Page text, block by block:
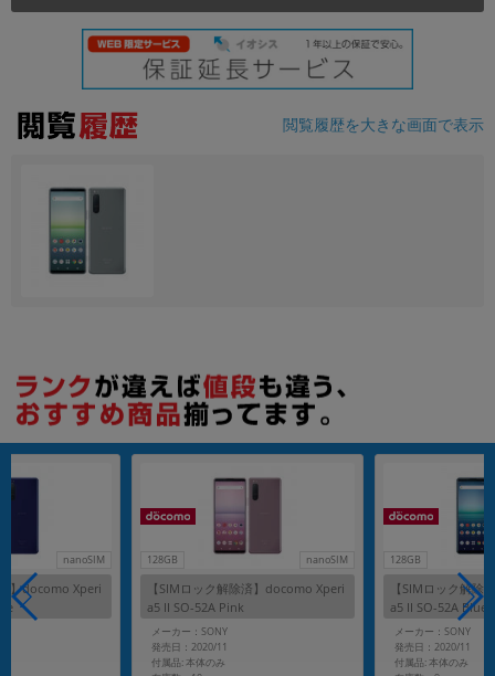
閲覧履歴を大きな画面で表示
nanoSIM
】docomo Xperi
128GB nanoSIM
【SIMロック解除済】docomo Xperi
a5 II SO-52A Pink
メーカー：SONY
発売日：2020/11
付属品: 本体のみ
128GB
【SIMロック解除
a5 II SO-52A Blue
メーカー：SONY
発売日：2020/11
付属品: 本体のみ
月 から
ただし機能別のみ「and検索」となります。